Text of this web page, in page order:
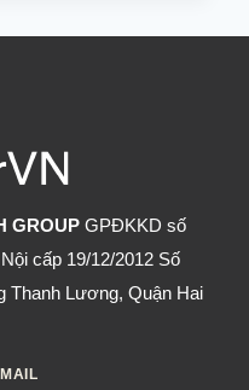
GROUP GPĐKKD số
cấp 19/12/2012 Số
Thanh Lương, Quận Hai